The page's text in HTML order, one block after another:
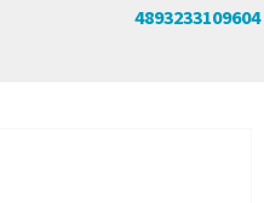
4893233109604